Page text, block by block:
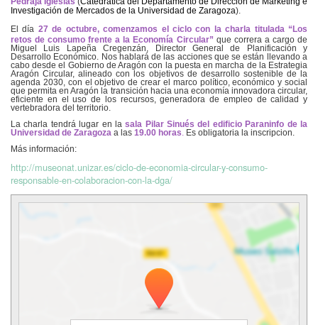
Investigación de Mercados de la Universidad de Zaragoza).
El día 27 de octubre, comenzamos el ciclo con lacharla titulada “Los
retos de consumo frente a la Economía Circular” que correra a cargo de
Miguel Luis Lapeña Cregenzán, Director General de Planificación y
Desarrollo Económico. Nos hablará de las acciones que se están llevando a
cabo desde el Gobierno de Aragón con la puesta en marcha de la Estrategia
Aragón Circular, alineado con los objetivos de desarrollo sostenible de la
agenda 2030, con el objetivo de crear el marco político, económico y social
que permita en Aragón la transición hacia una economía innovadora circular,
eficiente en el uso de los recursos, generadora de empleo de calidad y
vertebradora del territorio.
La charla tendrá lugar en lasala Pilar Sinués del edificio Paraninfo de la
Universidad de Zaragoza a las 19.00 horas. Es obligatoria la inscripcion.
Más información:
http://museonat.unizar.es/ciclo-de-economia-circular-y-consumo-
responsable-en-colaboracion-con-la-dga/